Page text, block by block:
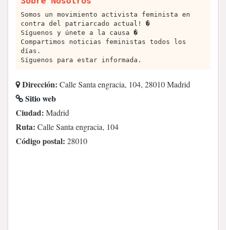
Somos un movimiento activista feminista en
contra del patriarcado actual! �
Síguenos y únete a la causa �
Compartimos noticias feministas todos los
días.
Síguenos para estar informada.
Dirección: Calle Santa engracia, 104, 28010 Madrid
Sitio web
Ciudad: Madrid
Ruta: Calle Santa engracia, 104
Código postal: 28010